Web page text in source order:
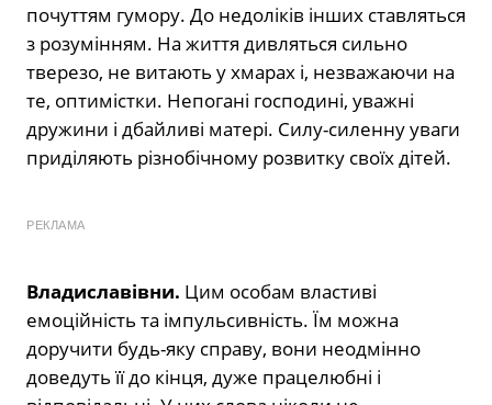
почуттям гумору. До недоліків інших ставляться
з розумінням. На життя дивляться сильно
тверезо, не витають у хмарах і, незважаючи на
те, оптимістки. Непогані господині, уважні
дружини і дбайливі матері. Силу-силенну уваги
приділяють різнобічному розвитку своїх дітей.
РЕКЛАМА
Владиславівни. Цим особам властиві
емоційність та імпульсивність. Їм можна
доручити будь-яку справу, вони неодмінно
доведуть її до кінця, дуже працелюбні і